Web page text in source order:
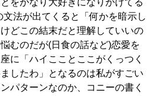
をかなり大好きになりかけてる
文法が出てくると「何かを暗示し
どこの結末だと理解していいの
むのだが(日食の話など)恋愛を
に「ハイこことここがくっつく
したわ」となるのは私がすごい
パターンなのか、コニーの書く